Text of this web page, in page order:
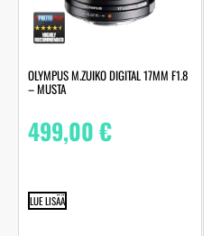
OLYMPUS M.ZUIKO DIGITAL 17MM F1.8
– MUSTA
499,00€
LUE LISÄÄ